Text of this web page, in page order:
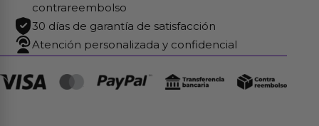
contrareembolso
30 días de garantía de satisfacción
Atención personalizada y confidencial